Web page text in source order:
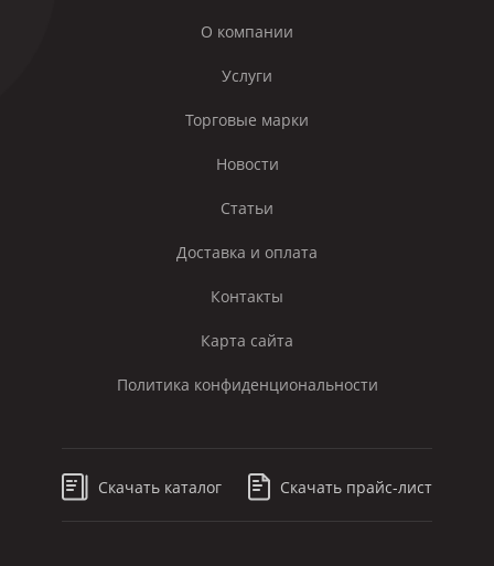
О компании
Услуги
Торговые марки
Новости
Статьи
Доставка и оплата
Контакты
Карта сайта
Политика конфиденциональности
Скачать каталог Скачать прайс-лист